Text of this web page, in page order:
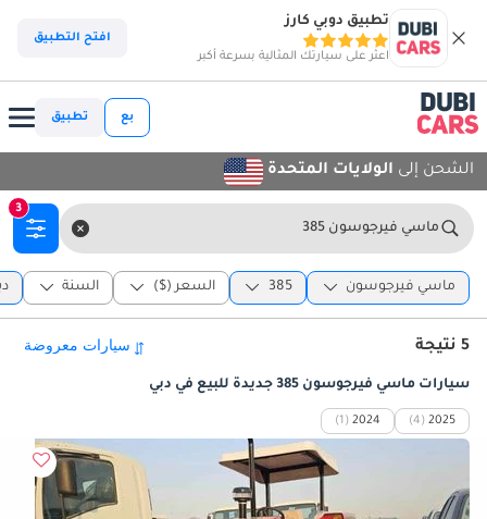
تطبيق دوبي كارز
اعثر على سيارتك المثالية بسرعة أكبر
افتح التطبيق
بع تطبيق
الشحن إلى الولايات المتحدة
ماسي فيرجوسون 385
3
ماسي فيرجوسون 385 السعر ($) السنة
5 نتيجة
سيارات ماسي فيرجوسون 385 جديدة للبيع في دبي
2025
(4)
2024
(1)